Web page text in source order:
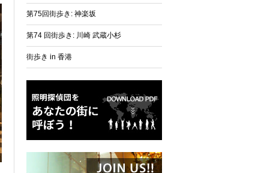
第75回街歩き: 神楽坂
第74 回街歩き: 川崎 武蔵小杉
街歩き in 香港